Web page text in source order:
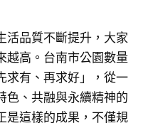
活品質不斷提升，大家
越高。台南市公園數量
求有、再求好」，從一
色、共融與永續精神的
是這樣的成果，不僅規